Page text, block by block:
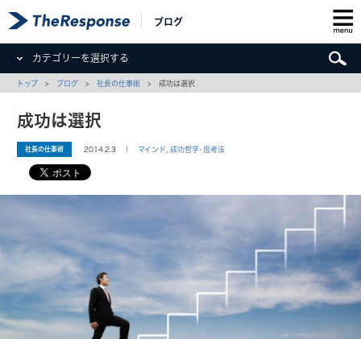
ブログ
カテゴリーを選択する
トップ > ブログ >社長の仕事術 > 成功は選択
成功は選択
社長の仕事術 2014.2.3 ｜ マインド 成功哲学･思考法